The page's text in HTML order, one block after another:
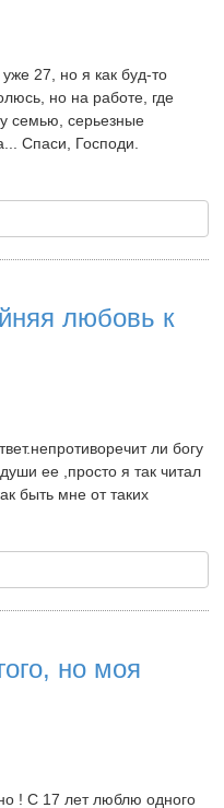
27, но я как буд-то
но на работе, где
семью, серьезные
Спаси, Господи.
любовь к
ли богу
ее ,просто я так читал
быть мне от таких
но моя
! С 17 лет люблю одного